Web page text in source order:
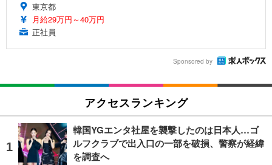
東京都
月給29万円～40万円
正社員
Sponsored by
アクセスランキング
韓国YGエンタ社屋を襲撃したのは日本人…ゴ
ルフクラブで出入口の一部を破損、警察が経緯
を調査へ